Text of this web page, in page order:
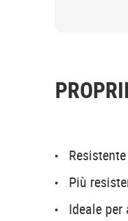
Più
Ideale per